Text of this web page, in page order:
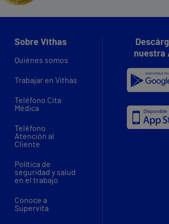
Sobre Vithas
Quiénes somos
Trabajar en Vithas
Teléfono Cita
Médica
Teléfono
Atención al
Cliente
Política de
seguridad y salud
en el trabajo
Conoce a
Supervita
nuestra